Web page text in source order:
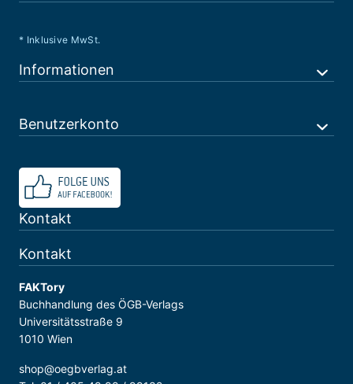
* Inklusive MwSt.
Informationen
Benutzerkonto
Kontakt
Kontakt
FAKTory
Buchhandlung des ÖGB-Verlags
Universitätsstraße 9
1010 Wien
shop@oegbverlag.at